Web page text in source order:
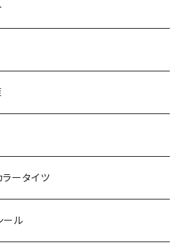
ータイツ
ール